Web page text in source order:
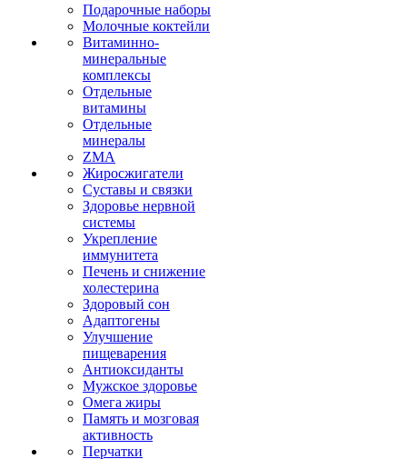
Подарочные наборы
Молочные коктейли
Витаминно-
минеральные
комплексы
Отдельные
витамины
Отдельные
минералы
ZMA
Жиросжигатели
Суставы и связки
Здоровье нервной
системы
Укрепление
иммунитета
Печень и снижение
холестерина
Здоровый сон
Адаптогены
Улучшение
пищеварения
Антиоксиданты
Мужское здоровье
Омега жиры
Память и мозговая
активность
Перчатки